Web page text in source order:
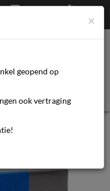
€0,00
Afrekenen
Mijn account
x 1.10 - 1.75
×
geopend op
ook vertraging